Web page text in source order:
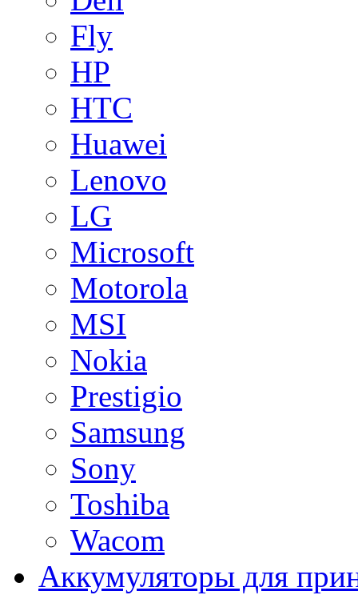
Fly
HP
HTC
Huawei
Lenovo
LG
Microsoft
Motorola
MSI
Nokia
Prestigio
Samsung
Sony
Toshiba
Wacom
Аккумуляторы для